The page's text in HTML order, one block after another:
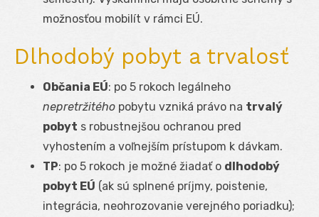
možnosťou mobilít v rámci EÚ.
Dlhodobý pobyt a trvalosť
Občania EÚ: po 5 rokoch legálneho
nepretržitého pobytu vzniká právo na trvalý
pobyt s robustnejšou ochranou pred
vyhostením a voľnejším prístupom k dávkam.
TP: po 5 rokoch je možné žiadať o dlhodobý
pobyt EÚ (ak sú splnené príjmy, poistenie,
integrácia, neohrozovanie verejného poriadku);